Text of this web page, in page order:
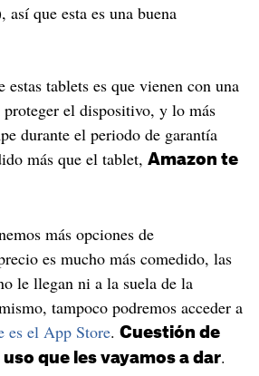
así que esta es una buena
estas tablets es que vienen con una
el dispositivo, y lo más
durante el periodo de garantía
más que el tablet, Amazon te
más opciones de
es mucho más comedido, las
le llegan ni a la suela de la
tampoco podremos acceder a
es el App Store. Cuestión de
que les vayamos a dar.